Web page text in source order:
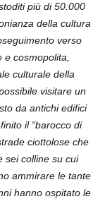
più di 50.000
della cultura
verso
e cosmopolita,
culturale della
visitare un
da antichi edifici
il “barocco di
ciottolose che
sei colline su cui
ammirare le tante
hanno ospitato le